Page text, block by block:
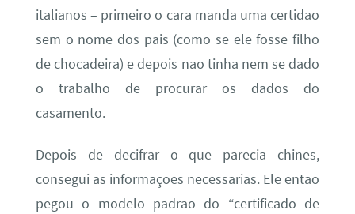
italianos – primeiro o cara manda uma certidao
sem o nome dos pais (como se ele fosse filho
de chocadeira) e depois nao tinha nem se dado
o trabalho de procurar os dados do
casamento.
Depois de decifrar o que parecia chines,
consegui as informaçoes necessarias. Ele entao
pegou o modelo padrao do “certificado de